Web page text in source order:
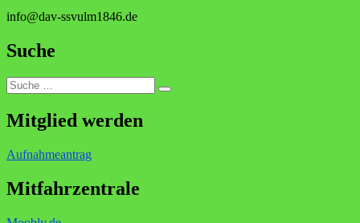
info@dav-ssvulm1846.de
Suche
Suche
nach:
Suchen
Mitglied werden
Aufnahmeantrag
Mitfahrzentrale